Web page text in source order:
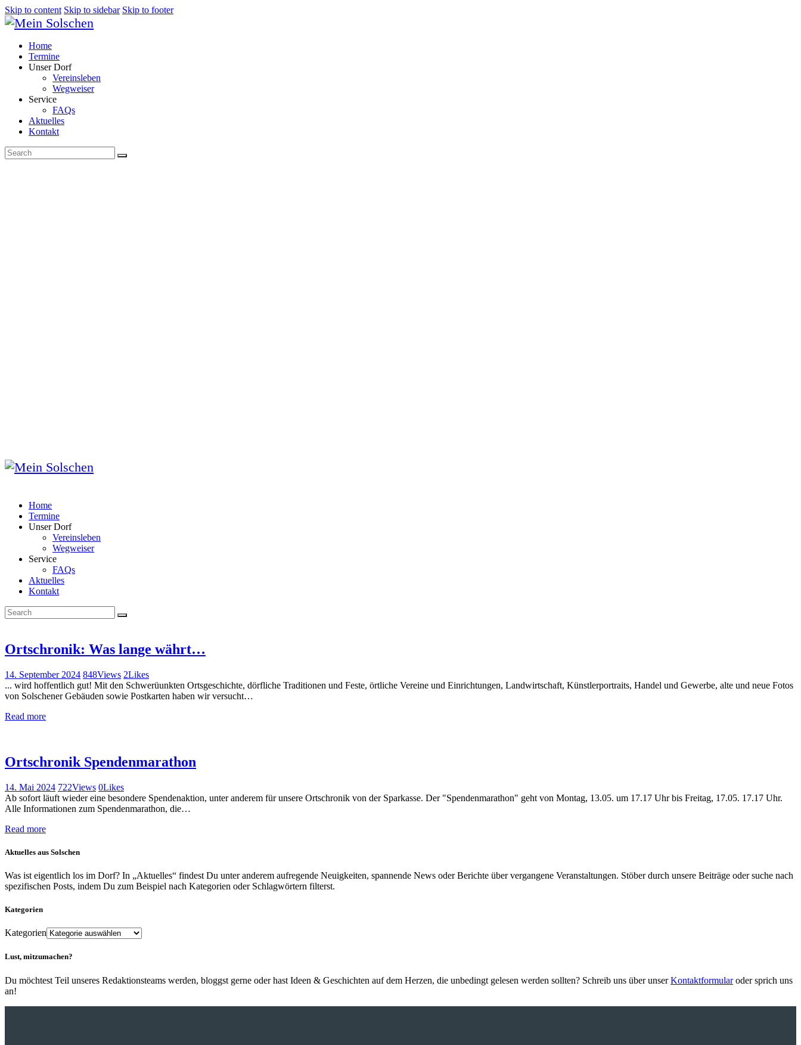
Skip to content Skip to sidebar Skip to footer
Home
Termine
Unser Dorf
Vereinsleben
Wegweiser
Service
FAQs
Aktuelles
Kontakt
Home
Termine
Unser Dorf
Vereinsleben
Wegweiser
Service
FAQs
Aktuelles
Kontakt
Ortschronik: Was lange währt…
14. September 2024 848Views 2Likes
... wird hoffentlich gut! Mit den Schwerüunkten Ortsgeschichte, dörfliche Traditionen und Feste, örtliche Vereine und Einrichtungen, Landwirtschaft, Künstlerportraits, Handel und Gewerbe, alte und neue Fotos
von Solschener Gebäuden sowie Postkarten haben wir versucht…
Read more
Ortschronik Spendenmarathon
14. Mai 2024 722Views 0Likes
Ab sofort läuft wieder eine besondere Spendenaktion, unter anderem für unsere Ortschronik von der Sparkasse. Der "Spendenmarathon" geht von Montag, 13.05. um 17.17 Uhr bis Freitag, 17.05. 17.17 Uhr.
Alle Informationen zum Spendenmarathon, die…
Read more
Aktuelles aus Solschen
Was ist eigentlich los im Dorf? In „Aktuelles“ findest Du unter anderem aufregende Neuigkeiten, spannende News oder Berichte über vergangene Veranstaltungen. Stöber durch unsere Beiträge oder suche nach
spezifischen Posts, indem Du zum Beispiel nach Kategorien oder Schlagwörtern filterst.
Kategorien
Kategorien
Lust, mitzumachen?
Du möchtest Teil unseres Redaktionsteams werden, bloggst gerne oder hast Ideen & Geschichten auf dem Herzen, die unbedingt gelesen werden sollten? Schreib uns über unserKontaktformularoder sprich uns
an!